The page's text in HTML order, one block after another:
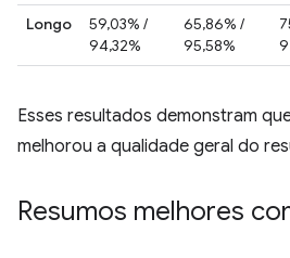
Longo
59,03% /
94,32%
65,86% /
95,58%
Esses resultados demonstram
melhorou a qualidade geral do
Resumos melhores